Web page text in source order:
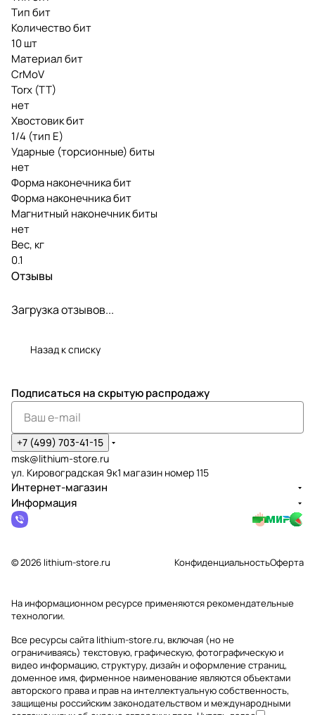
Тип бит
Количество бит
10 шт
Материал бит
CrMoV
Torx (TT)
нет
Хвостовик бит
1/4 (тип Е)
Ударные (торсионные) биты
нет
Форма наконечника бит
Форма наконечника бит
Магнитный наконечник биты
нет
Вес, кг
0.1
Отзывы
Загрузка отзывов...
Назад к списку
Подписаться на скрытую распродажу
+7 (499) 703-41-15
msk@lithium-store.ru
ул. Кировоградская 9к1 магазин номер 115
Интернет-магазин
Информация
© 2026 lithium-store.ru КонфиденциальностьОферта
На информационном ресурсе применяютсярекомендательные
технологии.
Все ресурсы сайта lithium-store.ru, включая (но не
ограничиваясь) текстовую, графическую, фотографическую и
видео информацию, структуру, дизайн и оформление страниц,
доменное имя, фирменное наименование являются объектами
авторского права и прав на интеллектуальную собственность,
защищены российским законодательством и международными